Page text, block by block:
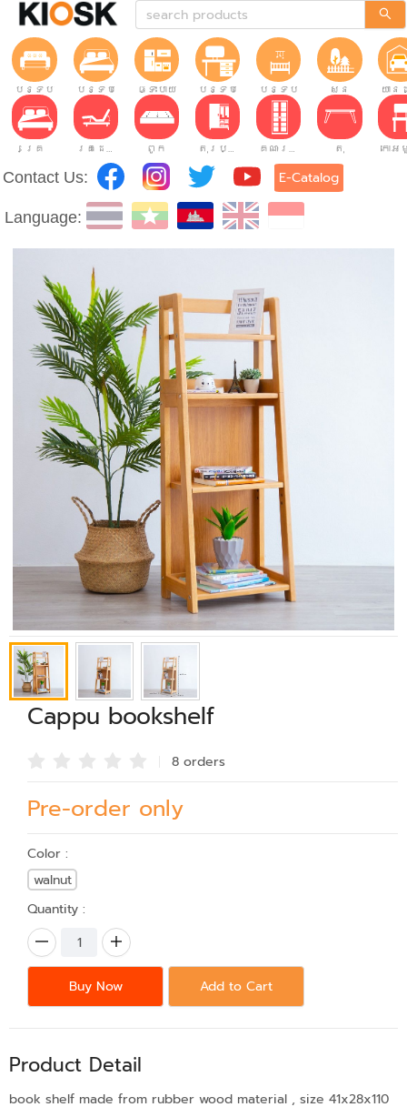
បន្ទប់ទទួលភ្ញៀវ
បន្ទប់គេង ផ្ទះបាយ បន្ទប់ធ្វើការបន្ទប់កុមារ សួន យាន
គ្រែ គ្រែដែលអាចលៃតម្រូវបាន។ ពូក តុរប្យួរខោឤវ គណៈរដ្ឋមន្រ្តី តុ
Contact Us: E-Catalog
Language:
Cappu bookshelf
8 orders
Pre-order only
Color :
walnut
Quantity :
Buy Now Add to Cart
Product Detail
book shelf made from rubber wood material , size 41x28x110